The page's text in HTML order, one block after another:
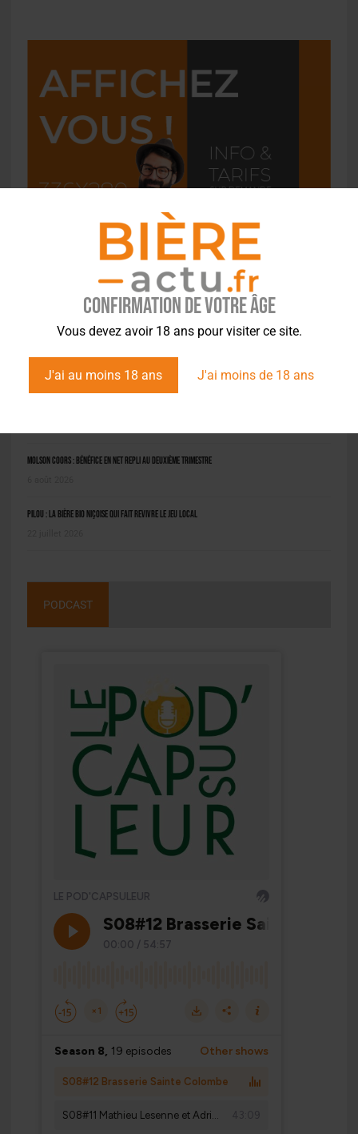
Confirmation de votre âge
Vous devez avoir 18 ans pour visiter ce site.
J'ai au moins 18 ans J'ai moins de 18 ans
L'ACTU EN BREF
Molson Coors : bénéfice en net repli au deuxième trimestre
Pilou : la bière bio niçoise qui fait revivre le jeu local
PODCAST